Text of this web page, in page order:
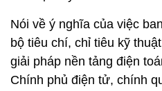
Nói về ý nghĩa của việc
bộ tiêu chí, chỉ tiêu kỹ
giải pháp nền tảng điện
Chính phủ điện tử, chính